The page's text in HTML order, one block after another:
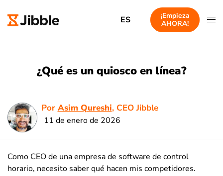
ES
¡Empieza
AHORA!
¿Qué es un quiosco en línea?
Por Asim Qureshi, CEO Jibble
11 de enero de 2026
Como CEO de una empresa de software de control
horario, necesito saber qué hacen mis competidores.